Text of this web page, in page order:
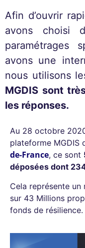
Afin d’ouvrir
avons choisi
paramétrages
avons une
nous utilisons
MGDIS sont
les réponses.
Au 28 octobre
plateforme MGDIS
de-France, ce sont
déposées dont
Cela représente un
sur 43 Millions
fonds de résilience.